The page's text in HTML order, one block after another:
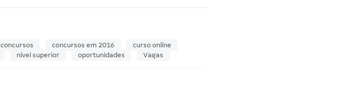
concursos concursos em 2016
curso online
nível superior oportunidades Vagas